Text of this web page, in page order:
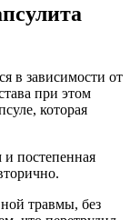
в зависимости от
при этом
которая
постепенная
травмы, без